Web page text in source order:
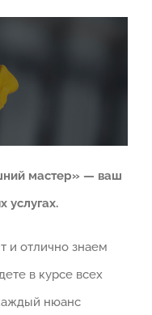
мастер» — ваш
услугах.
и отлично знаем
в курсе всех
нюанс